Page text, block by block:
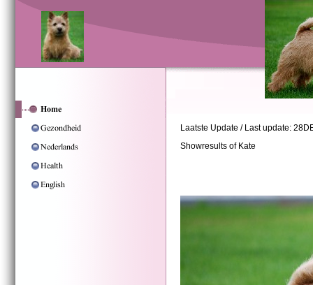
Laatste Update / Last update:
Showresults of Kate